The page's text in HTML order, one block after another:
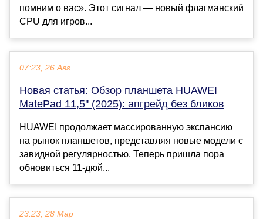
помним о вас». Этот сигнал — новый флагманский
CPU для игров...
07:23, 26 Авг
Новая статья: Обзор планшета HUAWEI
MatePad 11,5'' (2025): апгрейд без бликов
HUAWEI продолжает массированную экспансию
на рынок планшетов, представляя новые модели с
завидной регулярностью. Теперь пришла пора
обновиться 11-дюй...
23:23, 28 Мар